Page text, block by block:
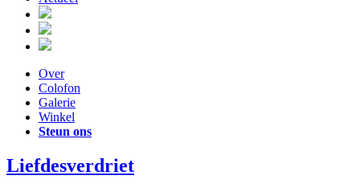
Over
Colofon
Galerie
Winkel
Steun ons
Liefdesverdriet